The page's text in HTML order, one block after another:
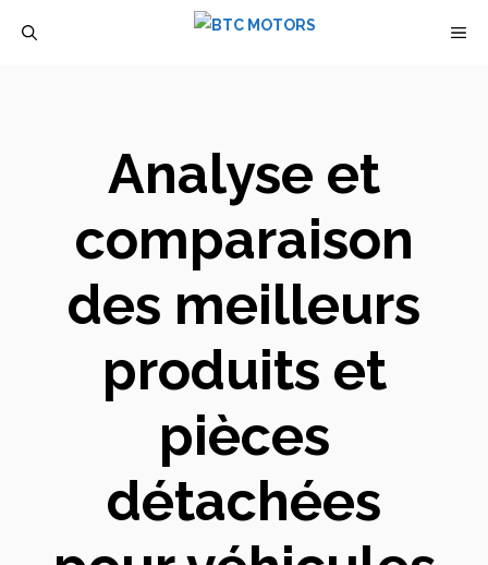
Analyse et
comparaison
des meilleurs
produits et
pièces
détachées